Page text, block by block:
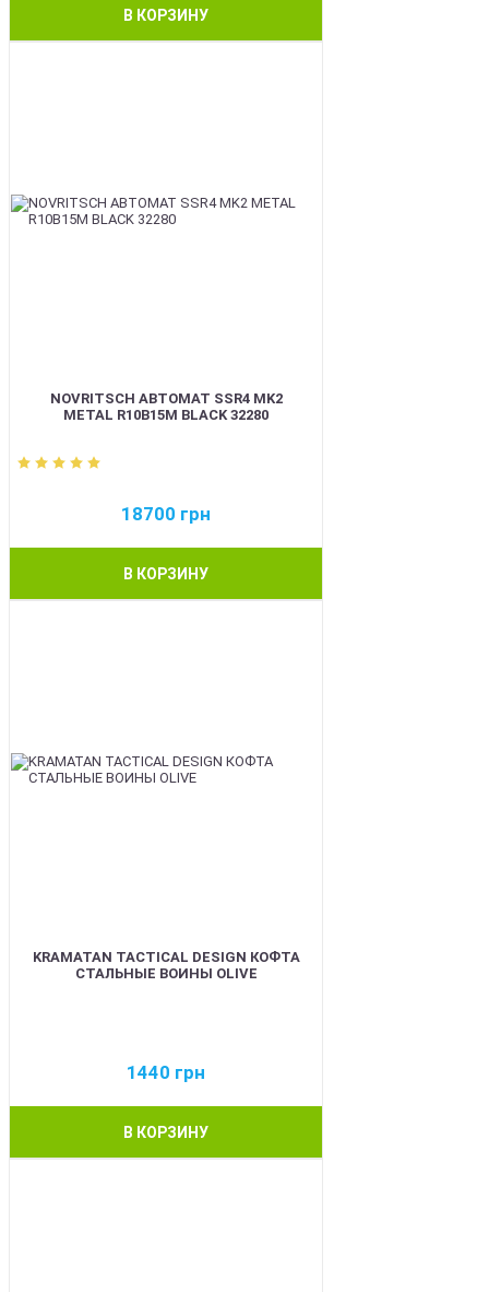
В КОРЗИНУ
NOVRITSCH АВТОМАТ SSR4 MK2
METAL R10B15M BLACK 32280
18700 грн
В КОРЗИНУ
KRAMATAN TACTICAL DESIGN КОФТА
СТАЛЬНЫЕ ВОИНЫ OLIVE
1440 грн
В КОРЗИНУ